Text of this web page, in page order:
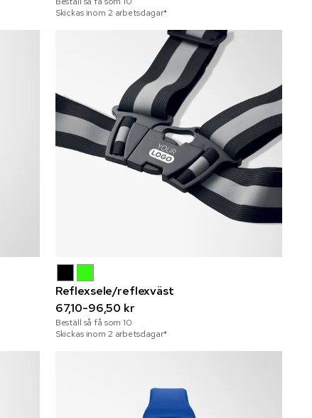
Skickas inom 2 arbetsdagar*
Reflexsele/reflexväst
67,10-96,50 kr
Beställ så få som 10
Skickas inom 2 arbetsdagar*